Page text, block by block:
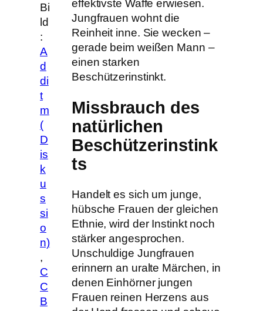
Bi
ld
:
A
d
di
t
m
(
D
is
k
u
s
si
o
n)
,
C
C
B
effektivste Waffe erwiesen.
Jungfrauen wohnt die
Reinheit inne. Sie wecken –
gerade beim weißen Mann –
einen starken
Beschützerinstinkt.
Missbrauch des
natürlichen
Beschützerinstink
ts
Handelt es sich um junge,
hübsche Frauen der gleichen
Ethnie, wird der Instinkt noch
stärker angesprochen.
Unschuldige Jungfrauen
erinnern an uralte Märchen, in
denen Einhörner jungen
Frauen reinen Herzens aus